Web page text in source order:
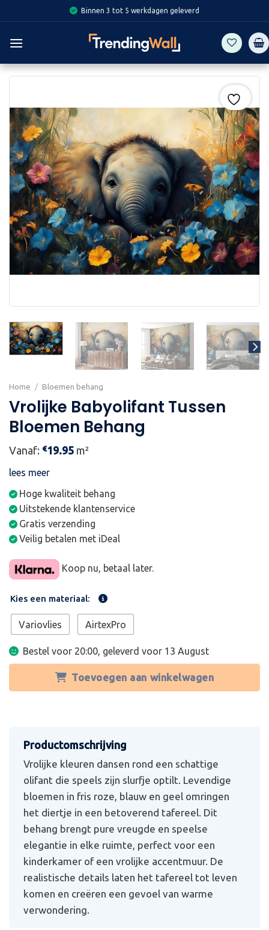
to
content
Binnen 3 tot 5 werkdagen geleverd
Home / Bloemen behang
Vrolijke Babyolifant Tussen
Bloemen Behang
Vanaf: €19.95 m²
lees meer
Hoge kwaliteit behang
Uitstekende klantenservice
Gratis verzending
Veilig betalen met iDeal
Koop nu, betaal later.
Kies een materiaal:
Variovlies AirtexPro
Bestel voor 20:00, geleverd voor 13 August
Toevoegen aan winkelwagen
Vrolijke kleuren dansen rond een schattige
olifant die speels zijn slurfje optilt. Levendige
bloemen in fris roze, blauw en geel omringen
het diertje in een betoverend tafereel. Dit
behang brengt pure vreugde en speelse
elegantie in elke ruimte, perfect voor een
kinderkamer of een vrolijke accentmuur. De
realistische details laten het tafereel tot leven
komen en creëren een gevoel van warme
verwondering.